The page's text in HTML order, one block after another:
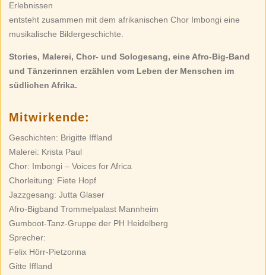
Erlebnissen
entsteht zusammen mit dem afrikanischen Chor Imbongi eine
musikalische Bildergeschichte.
Stories, Malerei, Chor- und Sologesang, eine Afro-Big-Band
und Tänzerinnen erzählen vom Leben der Menschen im
südlichen Afrika.
Mitwirkende:
Geschichten: Brigitte Iffland
Malerei: Krista Paul
Chor: Imbongi – Voices for Africa
Chorleitung: Fiete Hopf
Jazzgesang: Jutta Glaser
Afro-Bigband Trommelpalast Mannheim
Gumboot-Tanz-Gruppe der PH Heidelberg
Sprecher:
Felix Hörr-Pietzonna
Gitte Iffland